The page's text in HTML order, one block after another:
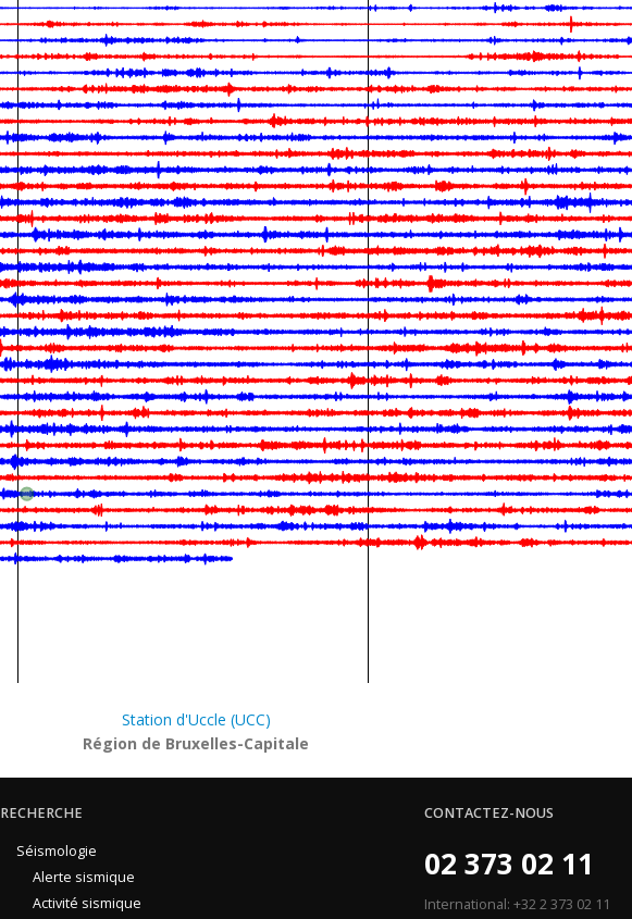
Station d'Uccle (UCC)
Région de Bruxelles-Capitale
RECHERCHE
Séismologie
Alerte sismique
Activité sismique
CONTACTEZ-NOUS
02 373 02 11
International: +32 2 373 02 11